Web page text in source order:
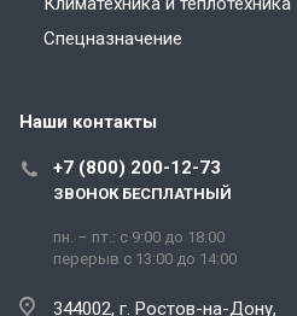
Спецназначение
Наши контакты
+7 (800) 200-12-73
ЗВОНОК БЕСПЛАТНЫЙ
пн. – пт.: с 9:00 до 18:00
перерыв с 13:00 до 14:00
344002, г. Ростов-на-Дону,